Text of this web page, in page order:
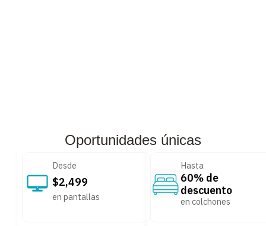
Oportunidades únicas
Desde
$2,499
en pantallas
Hasta
60% de
descuento
en colchones